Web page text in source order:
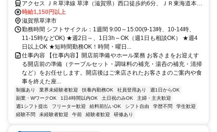
アクセス ＪＲ草津線 草津（滋賀県）西口徒歩約6分、ＪＲ東海道本線
草津（滋賀県）西口徒歩約6分、ＪＲ東海道本線 栗東西口徒歩約32分
時給1,150円以上
滋賀県草津市
勤務時間 シフトサイクル：1週間 9:00～15:00(9-13時、10-14時、
11-15時などOK) ★週2日～、1日3h～OK（週1日も相談OK） ★週4
日以上OK ★短時間勤務OK！時間・曜日...
仕事内容 【仕事内容】開店前準備やホール業務 お客さまをお迎えす
る開店前の準備（テーブルセット・調味料の補充・湯呑の補充・清掃
など）をお任せします。開店後はご来店されたお客さまのご案内や食
事を終えた座...
制服あり 業界未経験者歓迎 扶養内勤務OK 社員登用あり
週1日からOK
副業・WワークOK
1日4時間以内OK 土日祝のみOK
主婦・主夫歓迎
週1シフト提出
フリーター歓迎 給料前払いOK シフト自由 学歴不問
学生歓迎
経験不問
未経験者歓迎 午前 経験者歓迎 研修あり